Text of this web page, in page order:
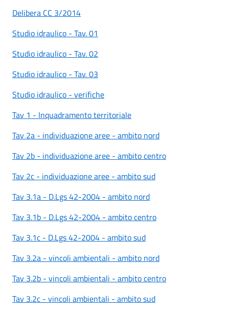
Delibera CC 3/2014
Studio idraulico - Tav. 01
Studio idraulico - Tav. 02
Studio idraulico - Tav. 03
Studio idraulico - verifiche
Tav 1 - Inquadramento territoriale
Tav 2a - individuazione aree - ambito nord
Tav 2b - individuazione aree - ambito centro
Tav 2c - individuazione aree - ambito sud
Tav 3.1a - D.Lgs 42-2004 - ambito nord
Tav 3.1b - D.Lgs 42-2004 - ambito centro
Tav 3.1c - D.Lgs 42-2004 - ambito sud
Tav 3.2a - vincoli ambientali - ambito nord
Tav 3.2b - vincoli ambientali - ambito centro
Tav 3.2c - vincoli ambientali - ambito sud